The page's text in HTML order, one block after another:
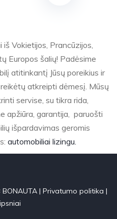
Vokietijos, Prancūzijos,
Europos šalių! Padėsime
atitinkantį Jūsų poreikius ir
atkreipti dėmesį. Mūsų
servise, su tikra rida,
apžiūra, garantija, paruošti
išpardavimas geromis
automobiliai lizingu.
| Privatumo politika |